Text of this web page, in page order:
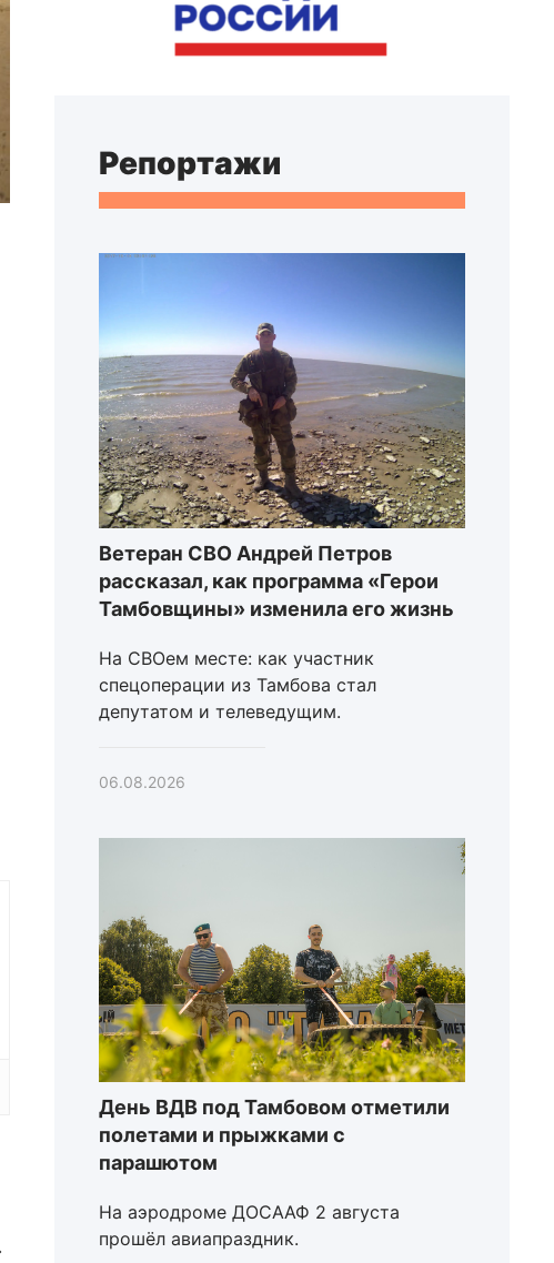
Репортажи
Ветеран СВО Андрей Петров
рассказал, как программа «Герои
Тамбовщины» изменила его жизнь
На СВОем месте: как участник
спецоперации из Тамбова стал
депутатом и телеведущим.
06.08.2026
День ВДВ под Тамбовом отметили
полетами и прыжками с
парашютом
На аэродроме ДОСААФ 2 августа
прошёл авиапраздник.